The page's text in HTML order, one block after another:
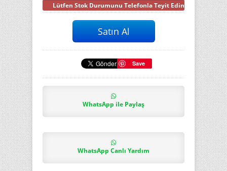
Lütfen Stok Durumunu Telefonla Teyit Ediniz
Save
WhatsApp ile Paylaş
WhatsApp Canlı Yardım